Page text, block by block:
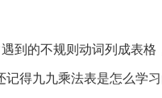
到的不规则动词列成表
得九九乘法表是怎么学